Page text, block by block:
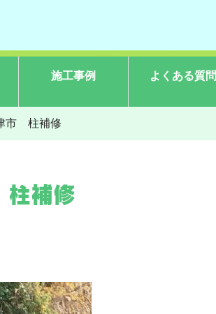
施工事例
施工事例
給湯器交換
電気工事
水道トラブル
その他工事
よくある質問
市 柱補修
補修